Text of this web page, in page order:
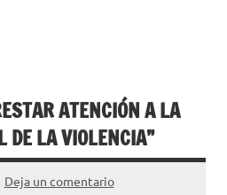
ATENCIÓN A LA
DE LA VIOLENCIA”
Deja un comentario